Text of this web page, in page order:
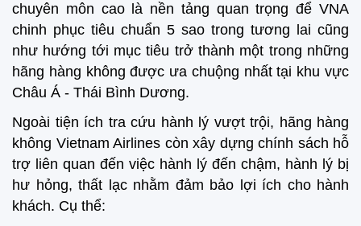
chuyên môn cao là nền tảng quan trọng để VNA
chinh phục tiêu chuẩn 5 sao trong tương lai cũng
như hướng tới mục tiêu trở thành một trong những
hãng hàng không được ưa chuộng nhất tại khu vực
Châu Á - Thái Bình Dương.
Ngoài tiện ích tra cứu hành lý vượt trội, hãng hàng
không Vietnam Airlines còn xây dựng chính sách hỗ
trợ liên quan đến việc hành lý đến chậm, hành lý bị
hư hỏng, thất lạc nhằm đảm bảo lợi ích cho hành
khách. Cụ thể: